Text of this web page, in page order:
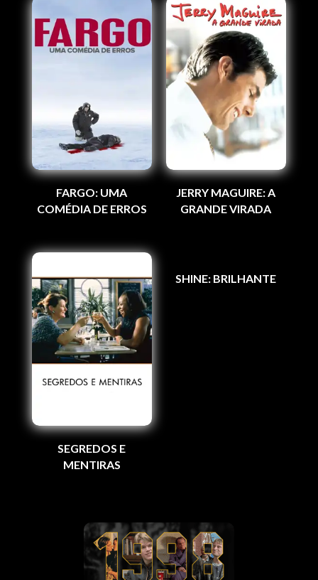
FARGO: UMA
COMÉDIA DE ERROS
JERRY MAGUIRE: A
GRANDE VIRADA
SEGREDOS E
MENTIRAS
SHINE: BRILHANTE